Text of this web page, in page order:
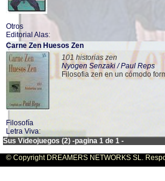
Otros
Editorial Alas:
Carne Zen Huesos Zen
101 historias zen
Nyogen Senzaki / Paul Reps
Filosofia zen en un cómodo
Filosofía
Letra Viva:
Sus Videojuegos (2) -pagina 1 de 1 -
© Copyright DREAMERS NETWORKS SL.